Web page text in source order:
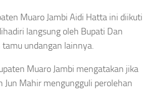
Muaro Jambi Aidi Hatta ini diikuti
langsung oleh Bupati Dan
tamu undangan lainnya.
Muaro Jambi mengatakan jika
Jun Mahir mengungguli perolehan